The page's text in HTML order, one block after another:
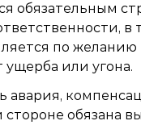
обязательным
в
по
ущерба или угона.
авария,
обязана